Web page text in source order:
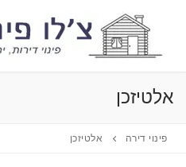
אלטיזכן
פינוי דירה אלטיזכן